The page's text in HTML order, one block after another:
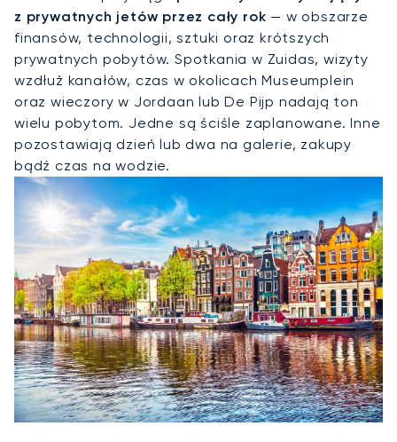
z prywatnych jetów przez cały rok — w obszarze
finansów, technologii, sztuki oraz krótszych
prywatnych pobytów. Spotkania w Zuidas, wizyty
wzdłuż kanałów, czas w okolicach Museumplein
oraz wieczory w Jordaan lub De Pijp nadają ton
wielu pobytom. Jedne są ściśle zaplanowane. Inne
pozostawiają dzień lub dwa na galerie, zakupy
bądź czas na wodzie.